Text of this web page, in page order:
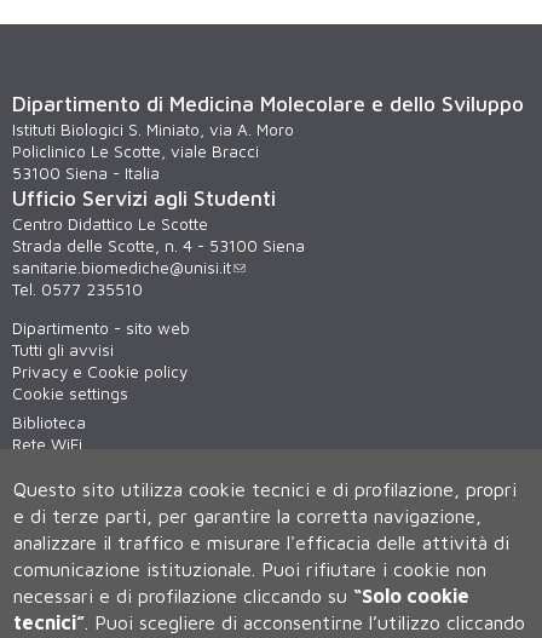
Dipartimento di Medicina Molecolare e dello Sviluppo
Istituti Biologici S. Miniato, via A. Moro
Policlinico Le Scotte, viale Bracci
53100 Siena - Italia
Ufficio Servizi agli Studenti
Centro Didattico Le Scotte
Strada delle Scotte, n. 4 - 53100 Siena
sanitarie.biomediche@unisi.it
Tel. 0577 235510
Dipartimento - sito web
Tutti gli avvisi
Privacy e Cookie policy
Cookie settings
Biblioteca
Rete WiFi
Questo sito utilizza cookie tecnici e di profilazione, propri
e di terze parti, per garantire la corretta navigazione,
analizzare il traffico e misurare l'efficacia delle attività di
comunicazione istituzionale. Puoi rifiutare i cookie non
necessari e di profilazione cliccando su “Solo cookie
tecnici” Puoi scegliere di acconsentirne l’utilizzo cliccando